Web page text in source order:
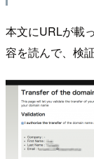
本文にURLが載
容を読んで、検